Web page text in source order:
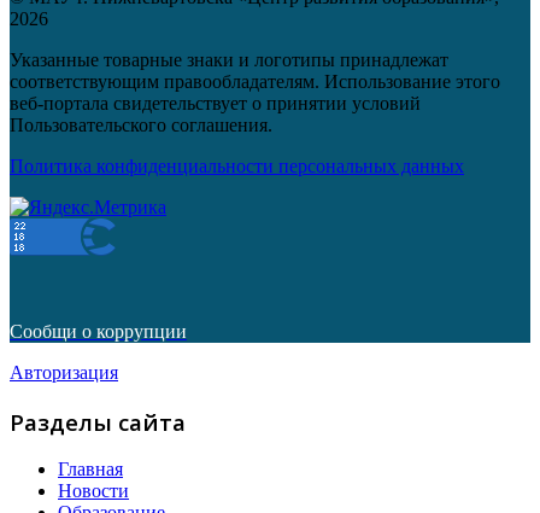
2026
Указанные товарные знаки и логотипы принадлежат
соответствующим правообладателям. Использование этого
веб-портала свидетельствует о принятии условий
Пользовательского соглашения.
Политика конфиденциальности персональных данных
Сообщи о коррупции
Авторизация
Разделы сайта
Главная
Новости